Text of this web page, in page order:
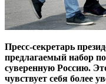
Пресс-секретарь
предлагаемый набор
суверенную Россию.
чувствует себя более